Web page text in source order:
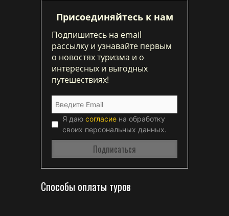
Присоединяйтесь к нам
Подпишитесь на email
рассылку и узнавайте первым
о новостях туризма и о
интересных и выгодных
путешествиях!
Я даю согласие на обработку
своих персональных данных.
Способы оплаты туров